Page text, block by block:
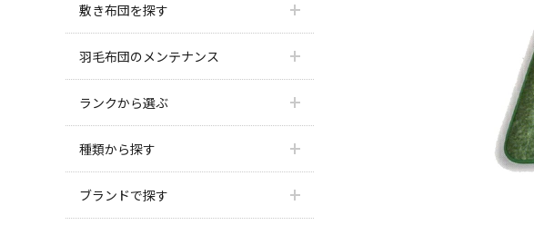
敷き布団を探す
羽毛布団のメンテナンス
ランクから選ぶ
種類から探す
ブランドで探す